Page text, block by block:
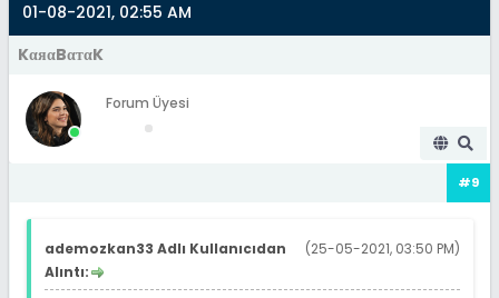
01-08-2021, 02:55 AM
KαяαBαтαK
Forum Üyesi
#9
(25-05-2021, 03:50 PM)
ademozkan33 Adlı Kullanıcıdan
Alıntı: